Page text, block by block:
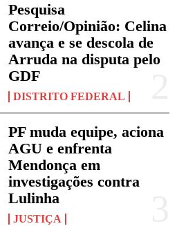
Pesquisa
Correio/Opinião: Celina
avança e se descola de
Arruda na disputa pelo
GDF
DISTRITO FEDERAL
PF muda equipe, aciona
AGU e enfrenta
Mendonça em
investigações contra
Lulinha
JUSTIÇA